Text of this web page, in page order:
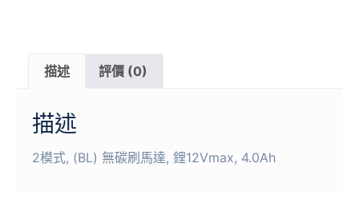
描述 評價 (0)
描述
2模式, (BL) 無碳刷馬達, 鋰12Vmax, 4.0Ah